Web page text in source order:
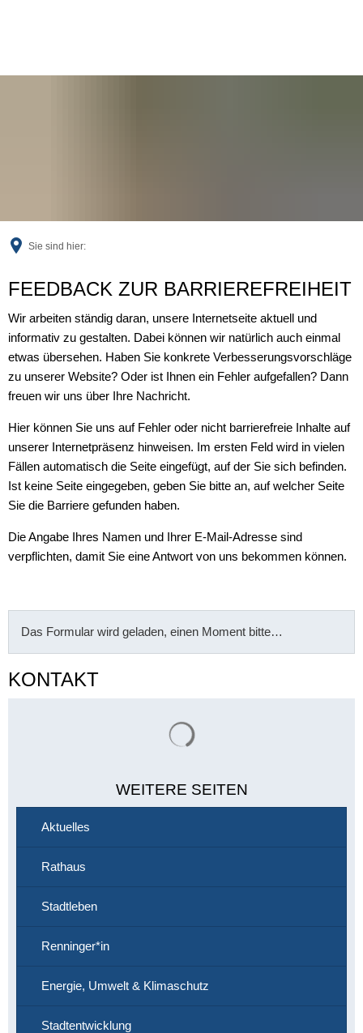
Sie sind hier:
Feedback
FEEDBACK ZUR BARRIEREFREIHEIT
Wir arbeiten ständig daran, unsere Internetseite aktuell und
informativ zu gestalten. Dabei können wir natürlich auch einmal
etwas übersehen. Haben Sie konkrete Verbesserungsvorschläge
zu unserer Website? Oder ist Ihnen ein Fehler aufgefallen? Dann
freuen wir uns über Ihre Nachricht.
Hier können Sie uns auf Fehler oder nicht barrierefreie Inhalte auf
unserer Internetpräsenz hinweisen. Im ersten Feld wird in vielen
Fällen automatisch die Seite eingefügt, auf der Sie sich befinden.
Ist keine Seite eingegeben, geben Sie bitte an, auf welcher Seite
Sie die Barriere gefunden haben.
Die Angabe Ihres Namen und Ihrer E-Mail-Adresse sind
verpflichten, damit Sie eine Antwort von uns bekommen können.
Das Formular wird geladen, einen Moment bitte…
KONTAKT
WEITERE SEITEN
Aktuelles
Rathaus
Stadtleben
Renninger*in
Energie, Umwelt & Klimaschutz
Stadtentwicklung